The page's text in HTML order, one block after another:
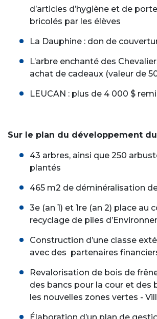
d’articles d’hygiène et de
bricolés par les élèves
La Dauphine : don de
L’arbre enchanté des
achat de cadeaux (valeur de
LEUCAN : plus de 4 000 $
Sur le plan du développement
43 arbres, ainsi que 250
plantés
465 m2 de déminéralisation
3e (an 1) et 1re (an 2) place au
recyclage de piles
Construction d’une classe
avec des partenaires
Revalorisation de bois de
des bancs pour la cour et des
les nouvelles zones vertes -